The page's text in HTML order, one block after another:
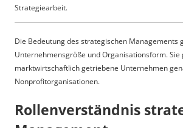
Strategiearbeit.
Die Bedeutung des strategischen Managements
Unternehmensgröße und Organisationsform. Sie
marktwirtschaftlich getriebene Unternehmen
Nonprofitorganisationen.
Rollenverständnis